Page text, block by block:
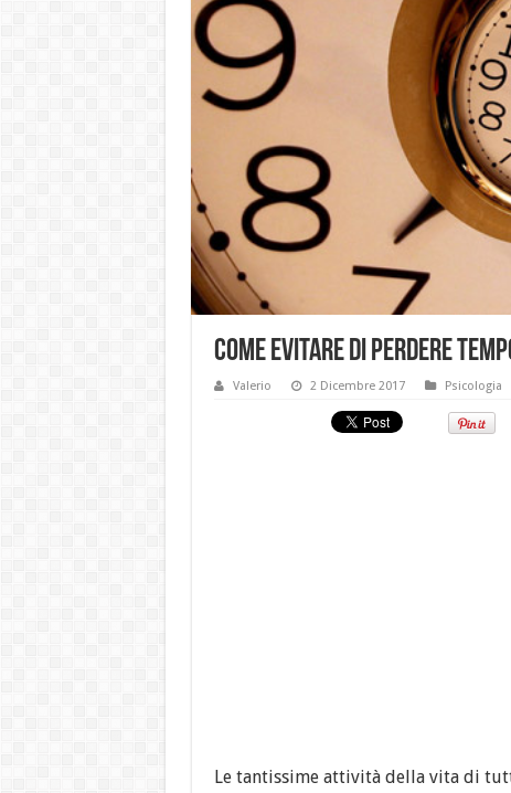
Come evitare di perdere
Valerio 2 Dicembre 2017 Psicologia
Le tantissime attività della vita di